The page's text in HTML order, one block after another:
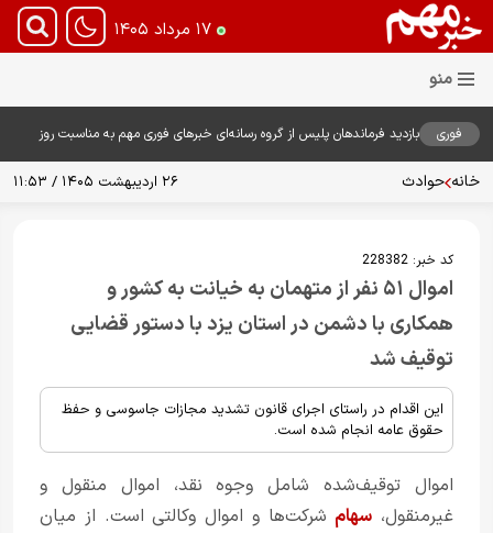
۱۷ مرداد ۱۴۰۵
فوری
بازدید فرماندهان پلیس از گروه رسانه‌ای خبرهای فوری مهم به مناسبت روز
خانه حوادث ۲۶ اردیبهشت ۱۴۰۵ / ۱۱:۵۳
کد خبر: 228382
اموال ۵۱ نفر از متهمان به خیانت به کشور و
همکاری با دشمن در استان یزد با دستور قضایی
توقیف شد
این اقدام در راستای اجرای قانون تشدید مجازات جاسوسی و حفظ
حقوق عامه انجام شده است.
اموال توقیف‌شده شامل وجوه نقد، اموال منقول و
غیرمنقول، سهام شرکت‌ها و اموال وکالتی است. از میان